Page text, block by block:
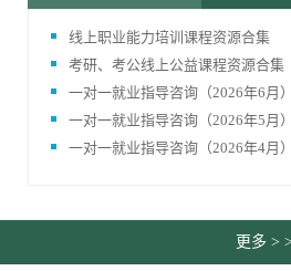
线上职业能力培训课程资源合集
考研、考公线上公益课程资源合集
一对一就业指导咨询（2026年6月）
一对一就业指导咨询（2026年5月）
一对一就业指导咨询（2026年4月）
更多 > >